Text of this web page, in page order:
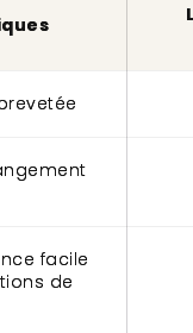
facile
de